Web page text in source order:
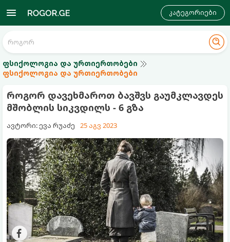
კატეგორიები
ფსიქოლოგია და ურთიერთობები
ფსიქოლოგია და ურთიერთობები
როგორ დავეხმაროთ ბავშვს გაუმკლავდეს
მშობლის სიკვდილს - 6 გზა
ავტორი: ევა რუაძე 25 აგვ 2023